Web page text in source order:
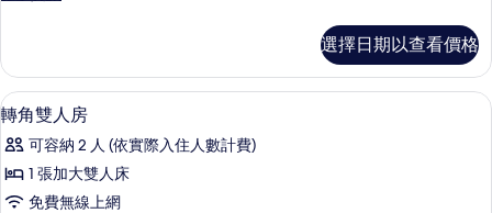
片
Suite
的
詳
選擇日期以查看價格
顯
示
轉
角
客房內保險箱、遮光布/窗簾、免費無
9
轉角雙人房
可容納 2 人 (依實際入住人數計費)
1 張加大雙人床
免費無線上網